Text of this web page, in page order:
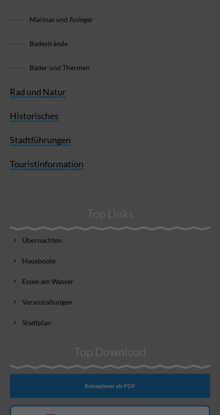
Marinas und Anleger
Badestrände
Bäder und Thermen
Rad und Natur
Historisches
Stadtführungen
Touristinformation
Top Links
Übernachten
Hausboote
Essen am Wasser
Veranstaltungen
Stadtplan
Top Download
Reiseplaner als PDF